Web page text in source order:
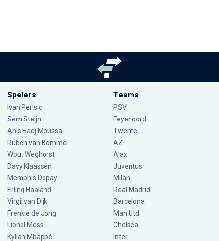
Spelers
Ivan Perisic
Sem Steijn
Anis Hadj Moussa
Ruben van Bommel
Wout Weghorst
Davy Klaassen
Memphis Depay
Erling Haaland
Virgil van Dijk
Frenkie de Jong
Lionel Messi
Kylian Mbappé
Teams
PSV
Feyenoord
Twente
AZ
Ajax
Juventus
Milan
Real Madrid
Barcelona
Man Utd
Chelsea
Inter